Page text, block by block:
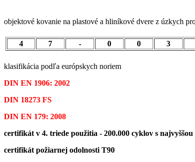
objektové kovanie na plastové a hliníkové dvere z úzkych
4 7 - 0 0 3
klasifikácia podľa európskych noriem
DIN EN 1906: 2002
DIN 18273 FS
DIN EN 179: 2008
certifikát v 4. triede použitia - 200.000 cyklov s
certifikát požiarnej odolnosti T90